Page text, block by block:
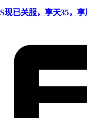
现已关服，享天35，享